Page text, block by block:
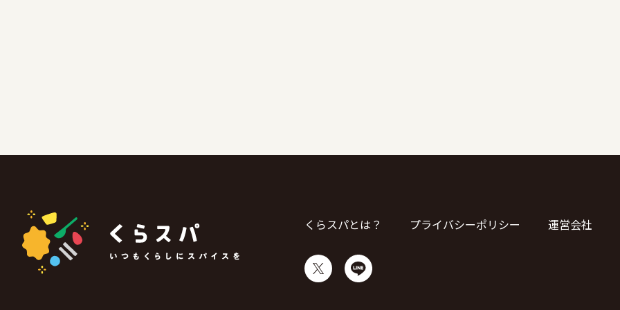
くらスパとは？ プライバシーポリシー 運営会社